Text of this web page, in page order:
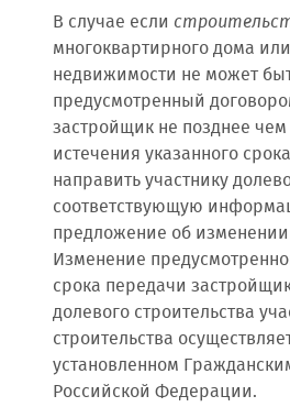
В случае если
многоквартирного дома
недвижимости не может
предусмотренный
застройщик не позднее
истечения указанного
направить участнику
соответствующую
предложение об
Изменение
срока передачи
долевого строительства
строительства
установленном
Российской Федерации.